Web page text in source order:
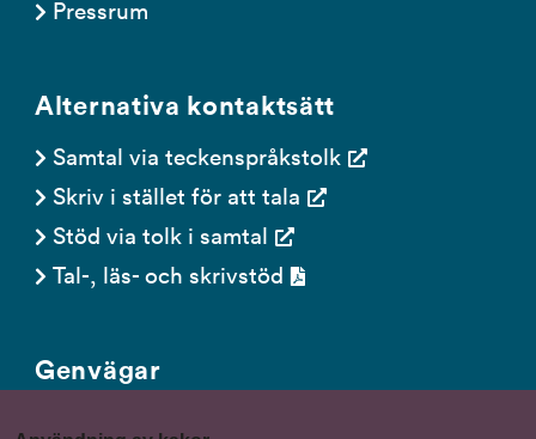
Pressrum
Alternativa kontaktsätt
Samtal via teckenspråkstolk
Skriv i stället för att tala
Stöd via tolk i samtal
Tal-, läs- och skrivstöd
Genvägar